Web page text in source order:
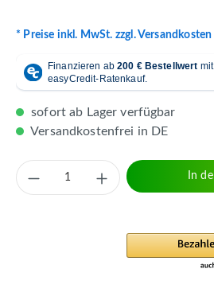
* Preise inkl. MwSt. zzgl. Versandkosten
sofort ab Lager verfügbar
Versandkostenfrei in DE
Produkt Anzahl: Gib den
In